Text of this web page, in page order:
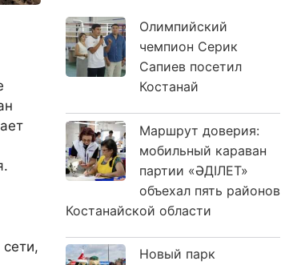
Олимпийский
чемпион Серик
Сапиев посетил
Костанай
Маршрут доверия:
мобильный караван
партии «ӘДІЛЕТ»
объехал пять районов
Костанайской области
Новый парк